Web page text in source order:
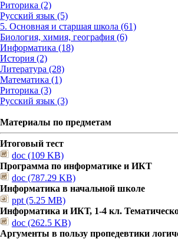
Риторика (2)
Русский язык (5)
5. Основная и старшая школа (61)
Биология, химия, география (6)
Информатика (18)
История (2)
Литература (28)
Математика (1)
Риторика (3)
Русский язык (3)
Материалы по предметам
Итоговый тест
doc (109 KB)
Программа по информатике и ИКТ
doc (787.29 KB)
Информатика в начальной школе
ppt (5.25 MB)
Информатика и ИКТ, 1-4 кл.
doc (262.5 KB)
Аргументы в пользу пропедевтики